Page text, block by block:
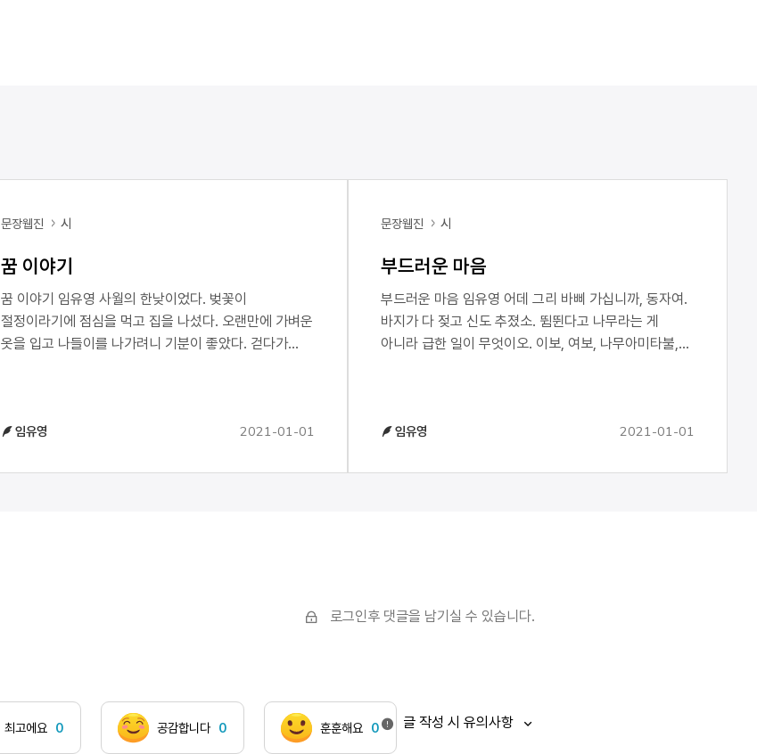
문장웹진 시
꿈 이야기
꿈 이야기 임유영 사월의 한낮이었다. 벚꽃이
절정이라기에 점심을 먹고 집을 나섰다. 오랜만에 가벼운
옷을 입고 나들이를 나가려니 기분이 좋았다. 걷다가
않았을 시각인데 아이는 멀리 공원 쪽으로 재빨리
자전거를 대고 기다리다가 여자 아이를 뒤에 태우고 가는
그림자가 무척 옅어서 보이다가 안 보이다가 했고, 둘째,
않더라는 것이다. 그러나 나는 그 영감의 말을 곧이
믿지는 않았다. 무릇 꿈이란 뇌에서 배출된 찌꺼기에
불과한데, 그런 꿈을 해몽한다는 자들의 말 또한 사람을
임유영 2021-01-01
문장웹진 시
부드러운 마음
부드러운 마음 임유영 어데 그리 바삐 가십니까, 동자여.
바지가 다 젖고 신도 추졌소. 뜀뛴다고 나무라는 게
아니라 급한 일이 무엇이오. 이보, 여보, 나무아미타불,
봤소? 그 물 주러 가는 길이요, 그래 내가 이래 다 쏟아
가소. 여기 물 더 있으니 모자라면 부어 가소. 보온병에
동자가 개에게 물 뿌리려는 것을 주인이 잡아 옷을 싹
태어났다가 또 혼자 죽으니 두 번 다시 태어나지 말라,
태어나지 말라 수차례 외쳐 일렀다. 동자의 말을 들은
임유영 2021-01-01
로그인후 댓글을 남기실 수 있습니다.
최고에요 0 공감합니다 0 훈훈해요 0 글 작성 시 유의사항